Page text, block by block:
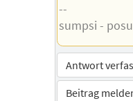
--
sumpsi -
Antwort
Beitrag